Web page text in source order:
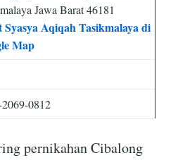
Jawa Barat 46181
Aqiqah Tasikmalaya di
Map
0812
pernikahan Cibalong